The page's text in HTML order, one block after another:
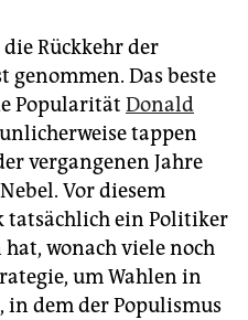
Rückkehr der
genommen. Das beste
Popularität Donald
tappen
vergangenen Jahre
Vor diesem
tatsächlich ein Politiker
wonach viele noch
um Wahlen in
in dem der Populismus